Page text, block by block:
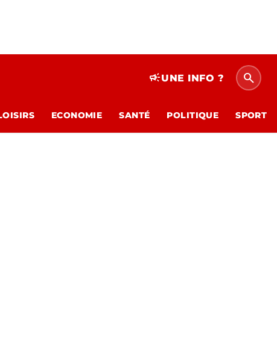
campaignUNE INFO ? search
ECONOMIE SANTÉ POLITIQUE SPORT